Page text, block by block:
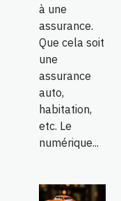
à une
assurance.
Que cela soit
une
assurance
auto,
habitation,
etc. Le
numérique...